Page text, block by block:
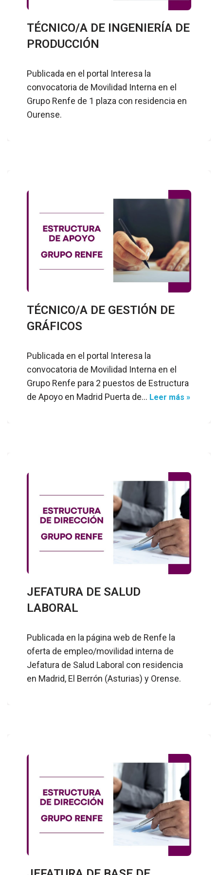
TÉCNICO/A DE INGENIERÍA DE
PRODUCCIÓN
Publicada en el portal Interesa la
convocatoria de Movilidad Interna en el
Grupo Renfe de 1 plaza con residencia en
Ourense.
TÉCNICO/A DE GESTIÓN DE
GRÁFICOS
Publicada en el portal Interesa la
convocatoria de Movilidad Interna en el
Grupo Renfe para 2 puestos de Estructura
de Apoyo en Madrid Puerta de… Leer más »
JEFATURA DE SALUD
LABORAL
Publicada en la página web de Renfe la
oferta de empleo/movilidad interna de
Jefatura de Salud Laboral con residencia
en Madrid, El Berrón (Asturias) y Orense.